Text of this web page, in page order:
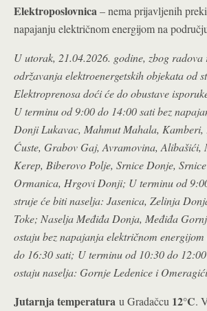
Elektroposlovnica– nema prijavljenih
napajanju električnom energijom na
U utorak, 21.04.2026. godine, zbog radova
održavanja elektroenergetskih objekata od
Elektroprenosa doći će do obustave
U terminu od 9:00 do 14:00 sati bez
Donji Lukavac, Mahmut Mahala,
Ćuste, Grabov Gaj, Avramovina, Alibašići,
Kerep, Biberovo Polje, Srnice Donje,
Ormanica, Hrgovi Donji; U terminu od
struje će biti naselja: Jasenica, Zelinja
Toke; Naselja Međiđa Donja, Međiđa
ostaju bez napajanja električnom
do 16:30 sati; U terminu od 10:30 do
ostaju naselja: Gornje Ledenice i
Jutarnja temperatura u Gradačcu 12°C.